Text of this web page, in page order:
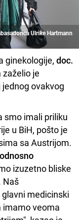
Ulrike Hartmann
ginekologije, doc.
zaželio je
ovakvog
smo imali priliku
u BiH, pošto je
sa Austrijom.
izuzetno bliske
Naš
medicinski
imamo veoma